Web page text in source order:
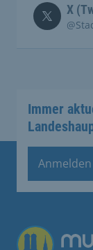
X
Immer
Anmelden